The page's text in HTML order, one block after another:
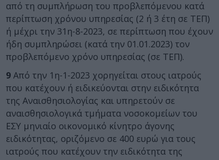
από τη συμπλήρωση του προβλεπόμενου κατά
περίπτωση χρόνου υπηρεσίας (2 ή 3 έτη σε ΤΕΠ)
ή μέχρι την 31η-8-2023, σε περίπτωση που έχουν
ήδη συμπληρώσει (κατά την 01.01.2023) τον
προβλεπόμενο χρόνο υπηρεσίας (σε ΤΕΠ).
9 Από την 1η-1-2023 χορηγείται στους ιατρούς
που κατέχουν ή ειδικεύονται στην ειδικότητα
της Αναισθησιολογίας και υπηρετούν σε
αναισθησιολογικά τμήματα νοσοκομείων του
ΕΣΥ μηνιαίο οικονομικό κίνητρο άγονης
ειδικότητας, οριζόμενο σε 400 ευρώ για τους
ιατρούς που κατέχουν την ειδικότητα της